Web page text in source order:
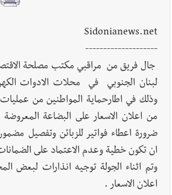
أخبار لبنان
فكيف أقرّت الزيادة؟
Sidonianews.net
--------------------
جال فريق من مراقبي مكتب مصلحة
لبنان الجنوبي في محلات الادوات
وذلك في اطارحماية المواطنين من
من اعلان الاسعار على البضاعة
ضرورة اعطاء فواتير للزبائن وتفصيل
ان تكون خطية وعدم الاعتماد على
وتم اثناء الجولة توجيه انذارات لبعض
اعلان الاسعار .